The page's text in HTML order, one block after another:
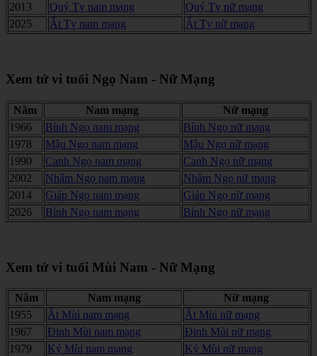
2013
Quý Tỵ nam mạng
Quý Tỵ nữ mạng
2025
Ất Tỵ nam mạng Ất Tỵ nữ mạng
Xem tử vi tuổi Ngọ Nam - Nữ Mạng
Năm Nam mạng
Nữ mạng
1966
Bính Ngọ nam mạng
Bính Ngọ nữ mạng
1978
Mậu Ngọ nam mạng
Mậu Ngọ nữ mạng
1990
Canh Ngọ nam mạng
Canh Ngọ nữ mạng
2002
Nhâm Ngọ nam mạng
Nhâm Ngọ nữ mạng
2014
Giáp Ngọ nam mạng
Giáp Ngọ nữ mạng
2026
Bính Ngọ nam mạng Bính Ngọ nữ mạng
Xem tử vi tuổi Mùi Nam - Nữ Mạng
Năm Nam mạng
Nữ mạng
1955
Ất Mùi nam mạng
Ất Mùi nữ mạng
1967
Đinh Mùi nam mạng
Đinh Mùi nữ mạng
1979
Kỷ Mùi nam mạng
Kỷ Mùi nữ mạng